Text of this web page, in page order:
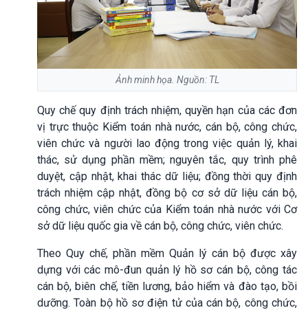
Ảnh minh họa. Nguồn: TL
Quy chế quy định trách nhiệm, quyền hạn của các đơn
vị trực thuộc Kiểm toán nhà nước, cán bộ, công chức,
viên chức và người lao động trong việc quản lý, khai
thác, sử dụng phần mềm; nguyên tắc, quy trình phê
duyệt, cập nhật, khai thác dữ liệu; đồng thời quy định
trách nhiệm cập nhật, đồng bộ cơ sở dữ liệu cán bộ,
công chức, viên chức của Kiểm toán nhà nước với Cơ
sở dữ liệu quốc gia về cán bộ, công chức, viên chức.
Theo Quy chế, phần mềm Quản lý cán bộ được xây
dựng với các mô-đun quản lý hồ sơ cán bộ, công tác
cán bộ, biên chế, tiền lương, bảo hiểm và đào tạo, bồi
dưỡng. Toàn bộ hồ sơ điện tử của cán bộ, công chức,